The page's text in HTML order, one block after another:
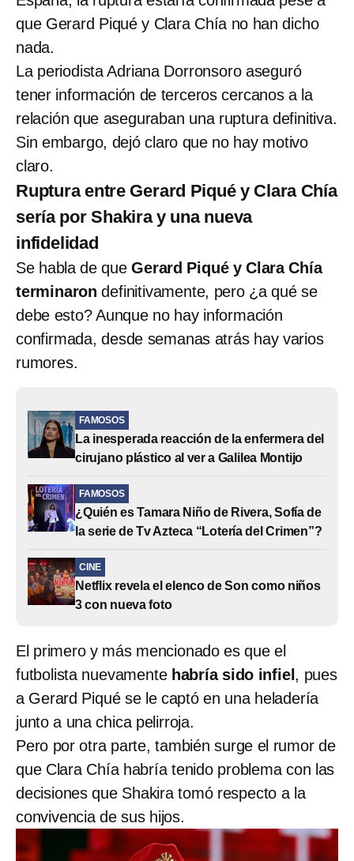
que Gerard Piqué y Clara Chía no han dicho
nada.
La periodista Adriana Dorronsoro aseguró
tener información de terceros cercanos a la
relación que aseguraban una ruptura definitiva.
Sin embargo, dejó claro que no hay motivo
claro.
Ruptura entre Gerard Piqué y Clara Chía
sería por Shakira y una nueva
infidelidad
Se habla de queGerard Piqué y Clara Chía
terminaron definitivamente, pero ¿a qué se
debe esto? Aunque no hay información
confirmada, desde semanas atrás hay varios
rumores.
FAMOSOS
La inesperada reacción de la enfermera del
cirujano plástico al ver a Galilea Montijo
FAMOSOS
¿Quién es Tamara Niño de Rivera, Sofía de
la serie de Tv Azteca “Lotería del Crimen”?
CINE
Netflix revela el elenco de Son como niños
3 con nueva foto
El primero y más mencionado es que el
futbolista nuevamente habría sido infiel , pues
a Gerard Piqué se le captó en una heladería
junto a una chica pelirroja.
Pero por otra parte, también surge el rumor de
que Clara Chía habría tenido problema con las
decisiones que Shakira tomó respecto a la
convivencia de sus hijos.